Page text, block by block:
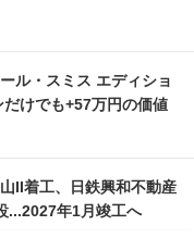
ル・スミス エディショ
けでも+57万円の価値
II着工、日鉄興和不動産
...2027年1月竣工へ